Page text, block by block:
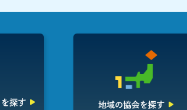
を探す 地域の協会を探す